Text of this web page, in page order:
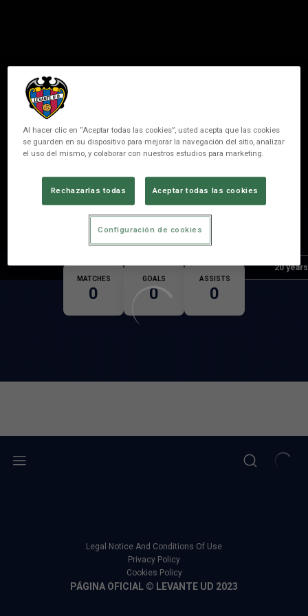
7
ETHAN
POSITION
FORWARDER
Birth
Age 20 years
MATCHES
0
GOALS
0
ASSISTS
0
Legal Notice And Conditions Of Use
Privacy Policy
Cookies Policy
PÁGINA OFICIAL © LEVANTE UD 2023
Al hacer clic en “Aceptar todas las cookies”, usted acepta que las cookies
se guarden en su dispositivo para mejorar la navegación del sitio, analizar
el uso del mismo, y colaborar con nuestros estudios para marketing.
Rechazarlas todas Aceptar todas las cookies
Configuración de cookies